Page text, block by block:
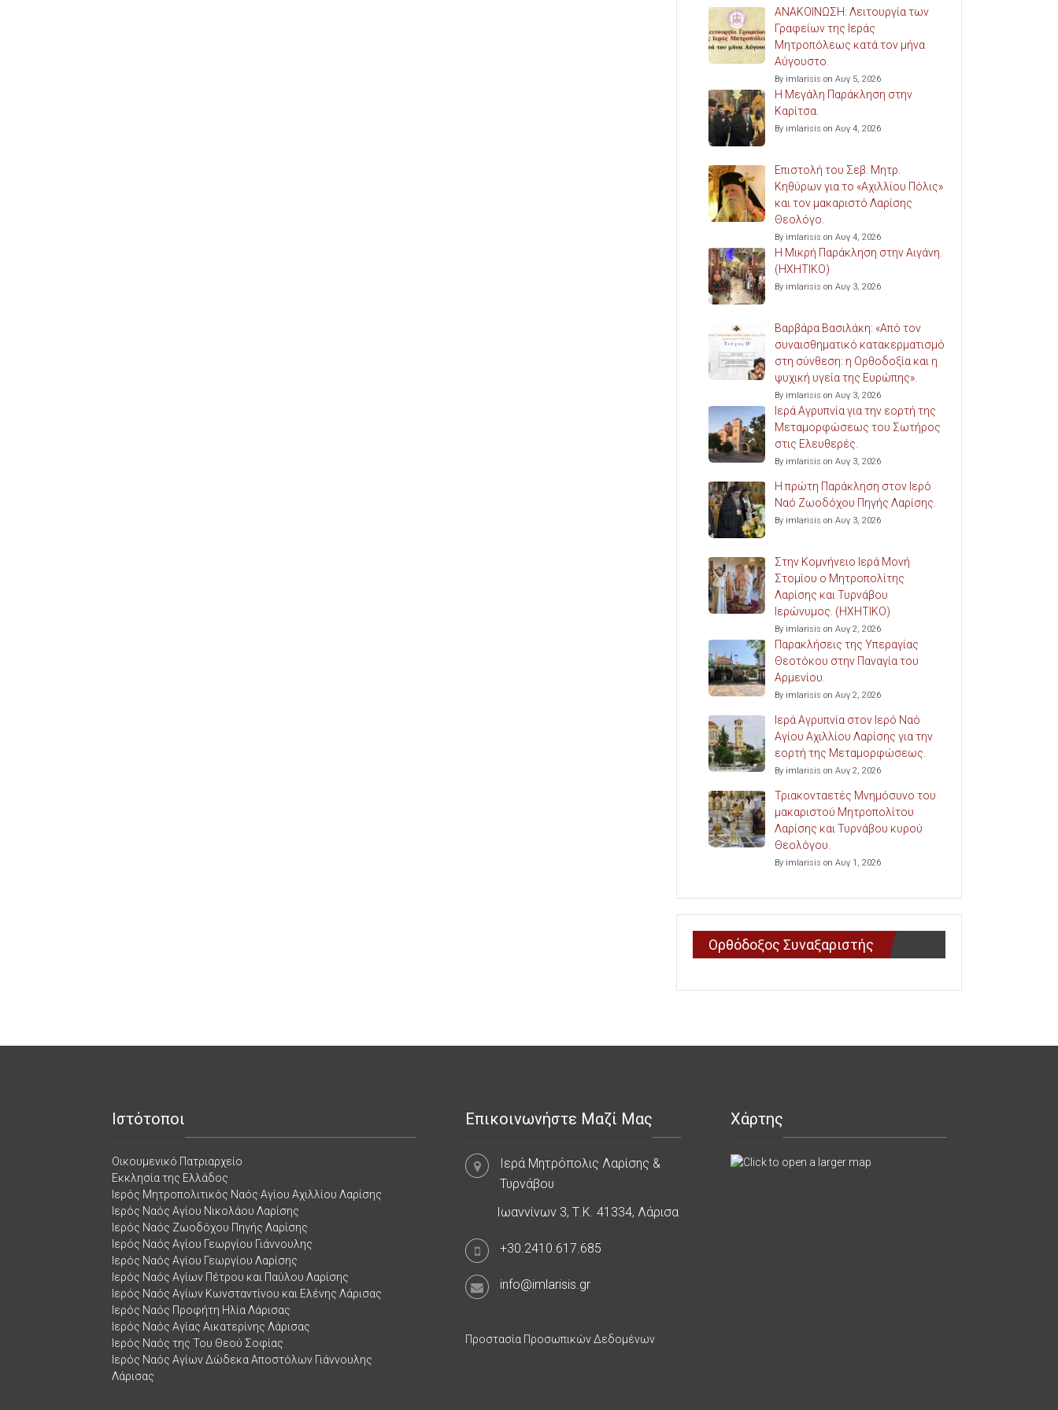
ΑΝΑΚΟΙΝΩΣΗ: Λειτουργία των
Γραφείων της Ιεράς
Μητροπόλεως κατά τον μήνα
Αύγουστο.
By imlarisis on Αυγ 5, 2026
Η Μεγάλη Παράκληση στην
Καρίτσα.
By imlarisis on Αυγ 4, 2026
Επιστολή του Σεβ. Μητρ.
Κηθύρων για το «Αχιλλίου Πόλις»
και τον μακαριστό Λαρίσης
Θεολόγο.
By imlarisis on Αυγ 4, 2026
Η Μικρή Παράκληση στην Αιγάνη.
(ΗΧΗΤΙΚΟ)
By imlarisis on Αυγ 3, 2026
Βαρβάρα Βασιλάκη: «Από τον
συναισθηματικό κατακερματισμό
στη σύνθεση: η Ορθοδοξία και η
ψυχική υγεία της Ευρώπης».
By imlarisis on Αυγ 3, 2026
Ιερά Αγρυπνία για την εορτή της
Μεταμορφώσεως του Σωτήρος
στις Ελευθερές.
By imlarisis on Αυγ 3, 2026
Η πρώτη Παράκληση στον Ιερό
Ναό Ζωοδόχου Πηγής Λαρίσης.
By imlarisis on Αυγ 3, 2026
Στην Κομνήνειο Ιερά Μονή
Στομίου ο Μητροπολίτης
Λαρίσης και Τυρνάβου
Ιερώνυμος. (ΗΧΗΤΙΚΟ)
By imlarisis on Αυγ 2, 2026
Παρακλήσεις της Υπεραγίας
Θεοτόκου στην Παναγία του
Αρμενίου.
By imlarisis on Αυγ 2, 2026
Ιερά Αγρυπνία στον Ιερό Ναό
Αγίου Αχιλλίου Λαρίσης για την
εορτή της Μεταμορφώσεως.
By imlarisis on Αυγ 2, 2026
Τριακονταετές Μνημόσυνο του
μακαριστού Μητροπολίτου
Λαρίσης και Τυρνάβου κυρού
Θεολόγου.
By imlarisis on Αυγ 1, 2026
Ορθόδοξος Συναξαριστής
Ιστότοποι
Οικουμενικό Πατριαρχείο
Εκκλησία της Ελλάδος
Ιερός Μητροπολιτικός Ναός Αγίου Αχιλλίου Λαρίσης
Ιερός Ναός Αγίου Νικολάου Λαρίσης
Ιερός Ναός Ζωοδόχου Πηγής Λαρίσης
Ιερός Ναός Αγίου Γεωργίου Γιάννουλης
Ιερός Ναός Αγίου Γεωργίου Λαρίσης
Ιερός Ναός Αγίων Πέτρου και Παύλου Λαρίσης
Ιερός Ναός Αγίων Κωνσταντίνου και Ελένης Λάρισας
Ιερός Ναός Προφήτη Ηλία Λάρισας
Ιερός Ναός Αγίας Αικατερίνης Λάρισας
Ιερός Ναός της Του Θεού Σοφίας
Ιερός Ναός Αγίων Δώδεκα Αποστόλων Γιάννουλης
Λάρισας
Επικοινωνήστε Μαζί Μας
Ιερά Μητρόπολις Λαρίσης &
Τυρνάβου
Ιωαννίνων 3, Τ.Κ. 41334, Λάρισα
+30.2410.617.685
info@imlarisis.gr
Προστασία Προσωπικών Δεδομένων
Χάρτης